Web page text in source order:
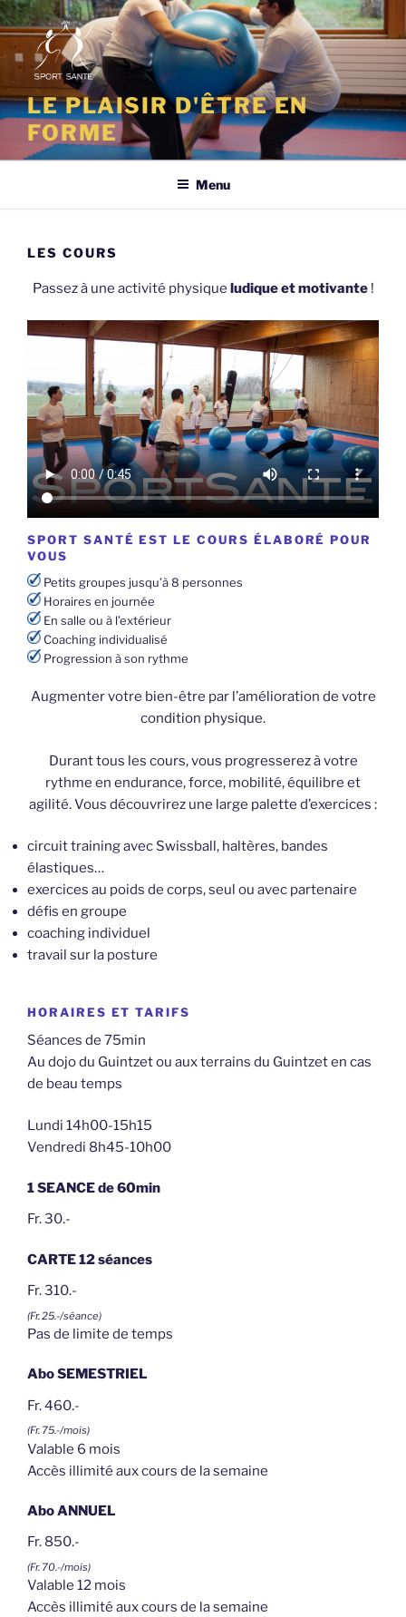
Aller
au
contenu
principal
LE PLAISIR D'ÊTRE EN
FORME
Menu
LES COURS
Passez à une activité physique ludique et motivante!
SPORT SANTÉ EST LE COURS ÉLABORÉ POUR
VOUS
Petits groupes jusqu’à 8 personnes
Horaires en journée
En salle ou à l’extérieur
Coaching individualisé
Progression à son rythme
Augmenter votre bien-être par l’amélioration de votre
condition physique.
Durant tous les cours, vous progresserez à votre
rythme en endurance, force, mobilité, équilibre et
agilité. Vous découvrirez une large palette d’exercices :
circuit training avec Swissball, haltères, bandes
élastiques…
exercices au poids de corps, seul ou avec partenaire
défis en groupe
coaching individuel
travail sur la posture
HORAIRES ET TARIFS
Séances de 75min
Au dojo du Guintzet ou aux terrains du Guintzet en cas
de beau temps
Lundi 14h00-15h15
Vendredi 8h45-10h00
1 SEANCE de 60min
Fr. 30.-
CARTE 12 séances
Fr. 310.-
(Fr. 25.-/séance)
Pas de limite de temps
Abo SEMESTRIEL
Fr. 460.-
(Fr. 75.-/mois)
Valable 6 mois
Accès illimité aux cours de la semaine
Abo ANNUEL
Fr. 850.-
(Fr. 70.-/mois)
Valable 12 mois
Accès illimité aux cours de la semaine